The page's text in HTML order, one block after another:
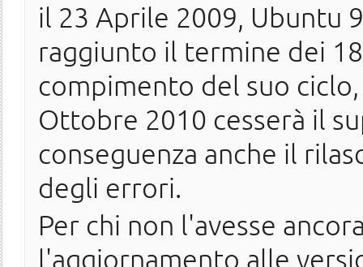
il 23 Aprile 2009, Ubuntu
raggiunto il termine dei
compimento del suo
Ottobre 2010 cesserà il
conseguenza anche il
degli errori.
Per chi non l'avesse
l'aggiornamento alle